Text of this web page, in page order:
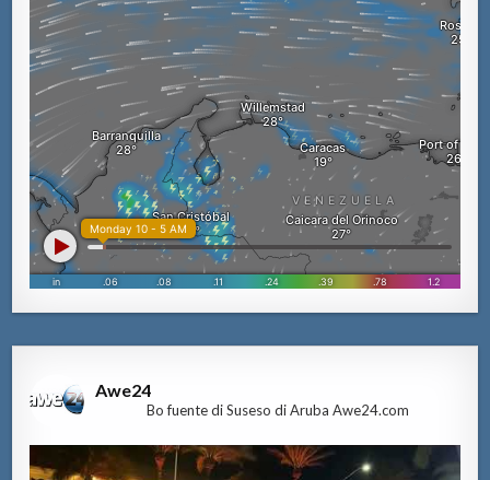
Awe24
Bo fuente di Suseso di Aruba Awe24.com